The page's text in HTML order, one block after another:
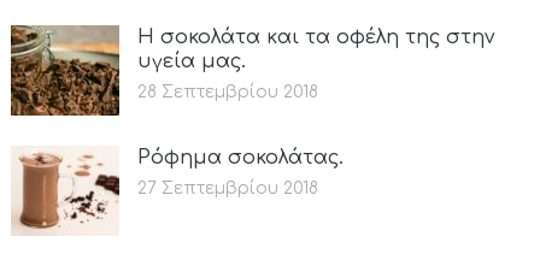
Η σοκολάτα και τα οφέλη της στην
υγεία μας.
28 Σεπτεμβρίου 2018
Ρόφημα σοκολάτας.
27 Σεπτεμβρίου 2018